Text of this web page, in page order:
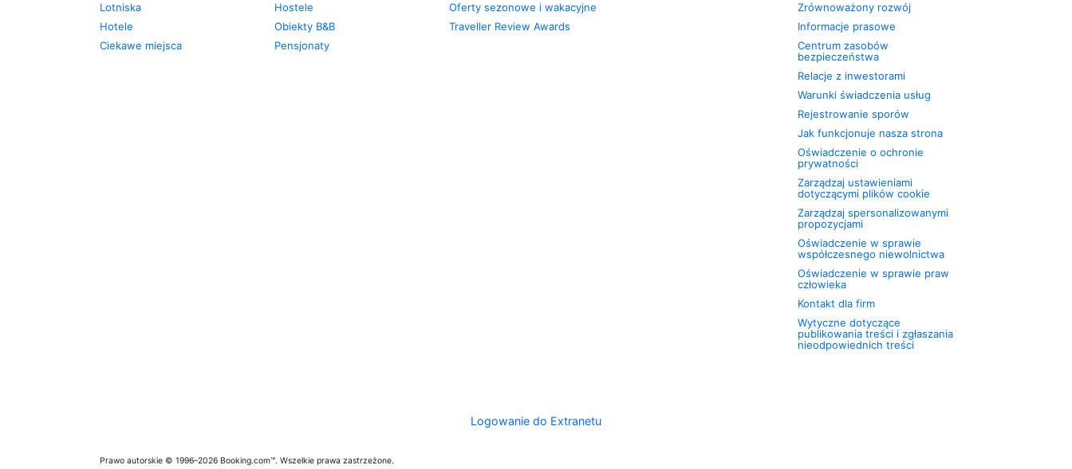
Lotniska
Hotele
Ciekawe miejsca
Hostele
Obiekty B&B
Pensjonaty
Oferty sezonowe i wakacyjne
Traveller Review Awards
Zrównoważony rozwój
Informacje prasowe
Centrum zasobów
bezpieczeństwa
Relacje z inwestorami
Warunki świadczenia usług
Rejestrowanie sporów
Jak funkcjonuje nasza strona
Oświadczenie o ochronie
prywatności
Zarządzaj ustawieniami
dotyczącymi plików cookie
Zarządzaj spersonalizowanymi
propozycjami
Oświadczenie w sprawie
współczesnego niewolnictwa
Oświadczenie w sprawie praw
człowieka
Kontakt dla firm
Wytyczne dotyczące
publikowania treści i zgłaszania
nieodpowiednich treści
Logowanie do Extranetu
Prawo autorskie © 1996–2026 Booking.com™. Wszelkie prawa zastrzeżone.